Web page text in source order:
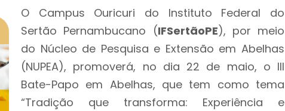
O Campus Ouricuri do Instituto Federal do
Sertão Pernambucano (IFSertãoPE), por meio
do Núcleo de Pesquisa e Extensão em Abelhas
(NUPEA), promoverá, no dia 22 de maio, o III
Bate-Papo em Abelhas, que tem como tema
“Tradição que transforma: Experiência e